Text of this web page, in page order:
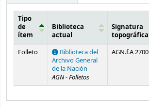
Existencias
Tipo
de
ítem
Biblioteca
actual
Signatura
topográfica
Folleto
Biblioteca del
Archivo General
de la Nación
AGN - Folletos
AGN.f.A 2700